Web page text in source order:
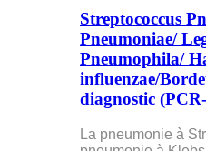
Streptococcus
Pneumoniae/
Pneumophila/
influenzae/
diagnostic
La pneumonie à